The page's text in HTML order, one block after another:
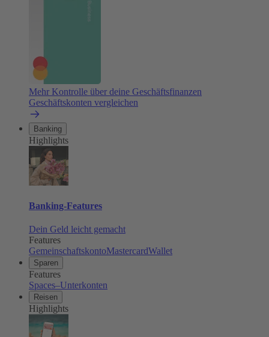
Mehr Kontrolle über deine Geschäftsfinanzen
Geschäftskonten vergleichen
Banking
Highlights
Banking-Features
Dein Geld leicht gemacht
Features
GemeinschaftskontoMastercardWallet
Sparen
Features
Spaces–Unterkonten
Reisen
Highlights